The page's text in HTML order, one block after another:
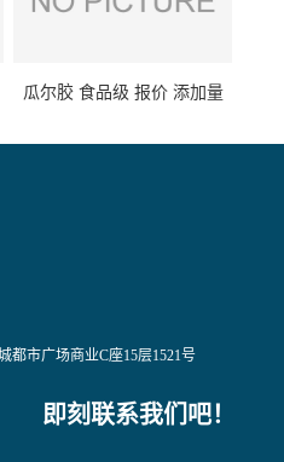
瓜尔胶 食品级 报价 添加量
都市广场商业C座15层1521号
即刻联系我们吧！